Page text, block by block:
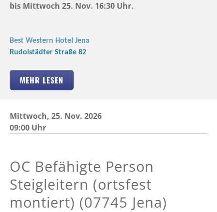
bis Mittwoch 25. Nov. 16:30 Uhr.
Best Western Hotel Jena
Rudolstädter Straße 82
MEHR LESEN
Mittwoch, 25. Nov. 2026
09:00 Uhr
OC Befähigte Person
Steigleitern (ortsfest
montiert) (07745 Jena)